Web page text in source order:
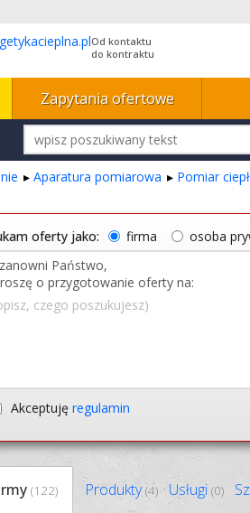
Od kontaktu
do kontraktu
Zapytania ofertowe
Aparatura pomiarowa Pomiar
(122) Produkty(4) Usługi (0)
oferty jako: firma osoba
czego poszukujesz)
Akceptuję regulamin